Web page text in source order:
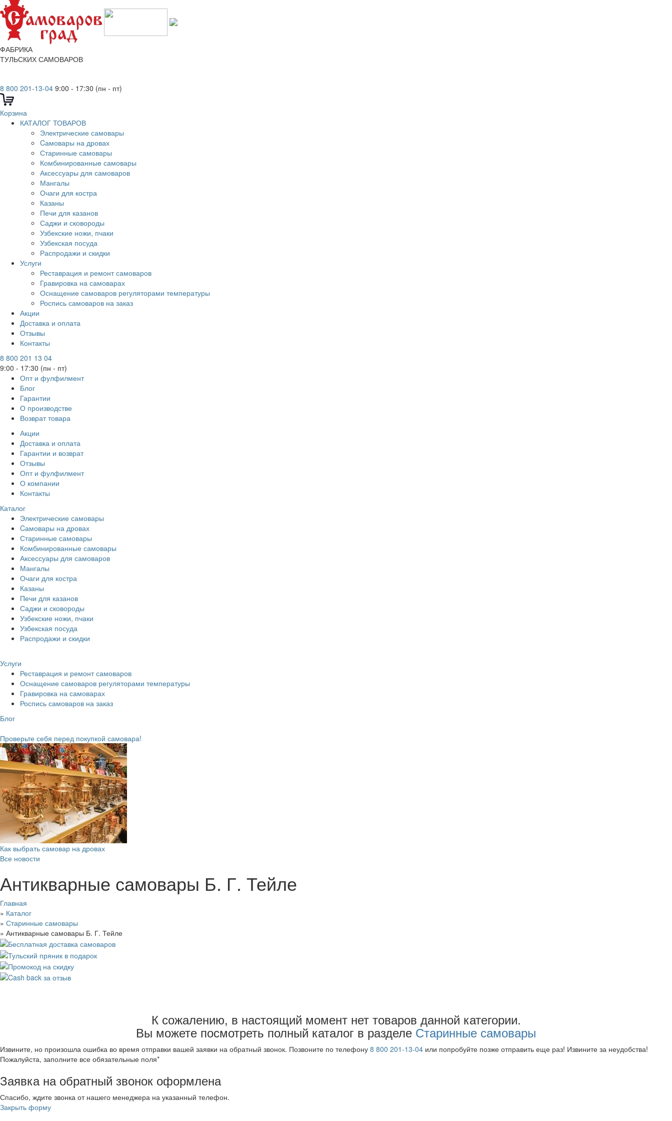
ФАБРИКА
ТУЛЬСКИХ САМОВАРОВ
8 800 201-13-04 9:00 - 17:30 (пн - пт)
Корзина
КАТАЛОГ ТОВАРОВ
Электрические самовары
Cамовары на дровах
Старинные самовары
Комбинированные самовары
Аксессуары для самоваров
Мангалы
Очаги для костра
Казаны
Печи для казанов
Саджи и сковороды
Узбекские ножи, пчаки
Узбекская посуда
Распродажи и скидки
Услуги
Реставрация и ремонт самоваров
Гравировка на самоварах
Оснащение самоваров регуляторами температуры
Роспись самоваров на заказ
Акции
Доставка и оплата
Отзывы
Контакты
8 800 201 13 04
9:00 - 17:30 (пн - пт)
Опт и фулфилмент
Блог
Гарантии
О производстве
Возврат товара
Акции
Доставка и оплата
Гарантии и возврат
Отзывы
Опт и фулфилмент
О компании
Контакты
Каталог
Электрические самовары
Cамовары на дровах
Старинные самовары
Комбинированные самовары
Аксессуары для самоваров
Мангалы
Очаги для костра
Казаны
Печи для казанов
Саджи и сковороды
Узбекские ножи, пчаки
Узбекская посуда
Распродажи и скидки
Услуги
Реставрация и ремонт самоваров
Оснащение самоваров регуляторами температуры
Гравировка на самоварах
Роспись самоваров на заказ
Блог
Проверьте себя перед покупкой самовара!
Как выбрать самовар на дровах
Все новости
Антикварные самовары Б. Г. Тейле
Главная
» Каталог
» Старинные самовары
» Антикварные самовары Б. Г. Тейле
Самовары Тулпатронзавода
Самовары фабрики Баташева
Самовары фабрики Пучкова
Старинные самовары с медалями
Суксунские антикварные самовары
Фабрика Аленчикова и Зимина
К сожалению, в настоящий момент нет товаров данной категории.
Вы можете посмотреть полный каталог в разделе Старинные самовары
Извините, но произошла ошибка во время отправки вашей заявки на обратный звонок. Позвоните по телефону 8 800 201-13-04 или попробуйте позже отправить еще раз! Извините за неудобства!
Пожалуйста, заполните все обязательные поля*
Заявка на обратный звонок оформлена
Спасибо, ждите звонка от нашего менеджера на указанный телефон.
Закрыть форму